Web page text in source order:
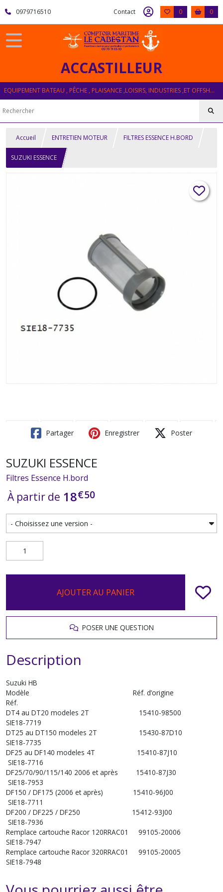
0979716510 Contact 0 0
ACCASTILLEUR
EQUIPEMENT BATEAU , PÊCHE , PLAISANCE ,LOISIRS, INDUSTRIES ,ET OFFSHORE
Accueil ENTRETIEN MOTEUR FILTRES ESSENCE H.BORD
SUZUKI ESSENCE
Partager Enregistrer Poster
SUZUKI ESSENCE
Filtres Essence H.bord
À partir de 18€50
AJOUTER AU PANIER
POSER UNE QUESTION
Description
Suzuki HB
Modèle Réf. d’origine
Réf.
DT4 au DT20 modeles 2T 15410-98500
SIE18-7719
DT25 au DT150 modeles 2T 15430-87D10
SIE18-7735
DF25 au DF140 modeles 4T 15410-87J10
SIE18-7716
DF25/70/90/115/140 2006 et après 15410-87J30
SIE18-7953
DF150 / DF175 (2006 et après) 15410-96J00
SIE18-7711
DF200 / DF225 / DF250 15412-93J00
SIE18-7936
Remplace cartouche Racor 120RRAC01 99105-20006
SIE18-7947
Remplace cartouche Racor 320RRAC01 99105-20005
SIE18-7948